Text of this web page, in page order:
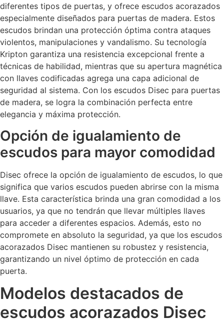
diferentes tipos de puertas, y ofrece escudos acorazados
especialmente diseñados para puertas de madera. Estos
escudos brindan una protección óptima contra ataques
violentos, manipulaciones y vandalismo. Su tecnología
Kripton garantiza una resistencia excepcional frente a
técnicas de habilidad, mientras que su apertura magnética
con llaves codificadas agrega una capa adicional de
seguridad al sistema. Con los escudos Disec para puertas
de madera, se logra la combinación perfecta entre
elegancia y máxima protección.
Opción de igualamiento de
escudos para mayor comodidad
Disec ofrece la opción de igualamiento de escudos, lo que
significa que varios escudos pueden abrirse con la misma
llave. Esta característica brinda una gran comodidad a los
usuarios, ya que no tendrán que llevar múltiples llaves
para acceder a diferentes espacios. Además, esto no
compromete en absoluto la seguridad, ya que los escudos
acorazados Disec mantienen su robustez y resistencia,
garantizando un nivel óptimo de protección en cada
puerta.
Modelos destacados de
escudos acorazados Disec